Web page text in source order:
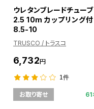
ウレタンブレードチュー
2.5 10m カップリング
8.5-10
TRUSCO / トラスコ
6,732円
1件
お取り寄せ 61